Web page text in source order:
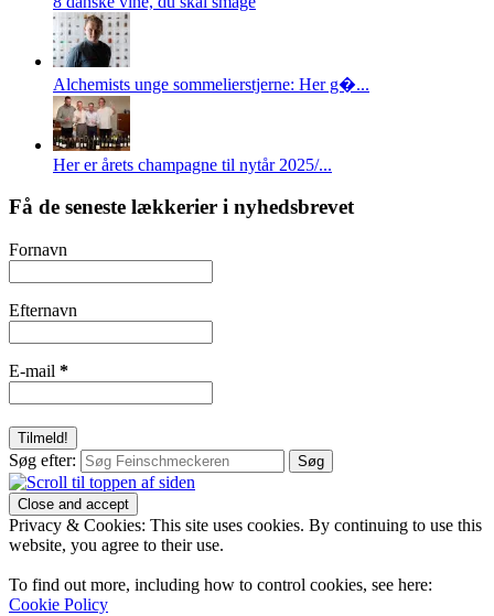
Alchemists unge sommelierstjerne: Her g�...
Her er årets champagne til nytår 2025/...
Få de seneste lækkerier i nyhedsbrevet
Fornavn
Efternavn
E-mail *
Søg efter:
Privacy & Cookies: This site uses cookies. By continuing to use this
website, you agree to their use.
To find out more, including how to control cookies, see here:
Cookie Policy